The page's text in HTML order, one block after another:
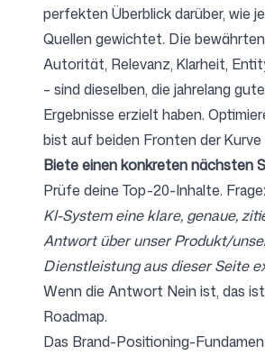
perfekten Überblick darüber, wie
Quellen gewichtet. Die
Autorität, Relevanz, Klarheit,
– sind dieselben, die jahrelang
Ergebnisse erzielt haben.
bist auf beiden Fronten der Kurve
Biete einen konkreten nächsten
Prüfe deine Top-20-Inhalte. Frage:
KI-System eine klare, genaue,
Antwort über unser Produkt/
Dienstleistung aus dieser Seite
Wenn die Antwort Nein ist, das
Roadmap.
Das Brand-Positioning-